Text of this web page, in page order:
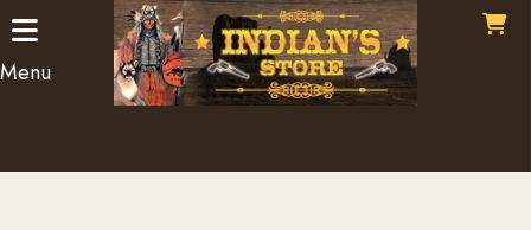
Menu
Panneau de gestion des cookies